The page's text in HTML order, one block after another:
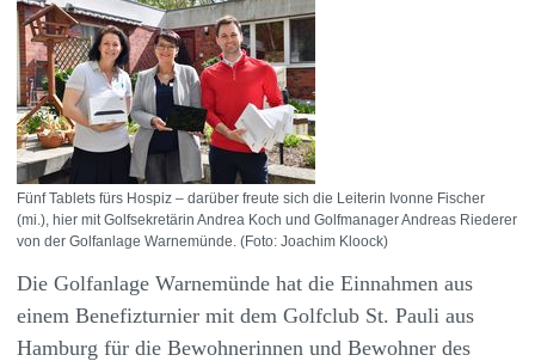
Fünf Tablets fürs Hospiz – darüber freute sich die Leiterin Ivonne Fischer
(mi.), hier mit Golfsekretärin Andrea Koch und Golfmanager Andreas Riederer
von der Golfanlage Warnemünde. (Foto: Joachim Kloock)
Die Golfanlage Warnemünde hat die Einnahmen aus
einem Benefizturnier mit dem Golfclub St. Pauli aus
Hamburg für die Bewohnerinnen und Bewohner des